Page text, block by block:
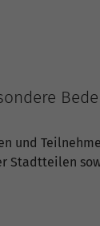
und
Stadtteilen